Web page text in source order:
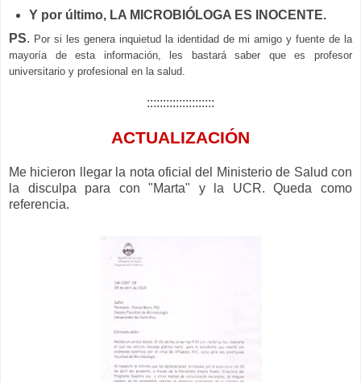
Y por último, LA MICROBIÓLOGA ES INOCENTE.
PS. Por si les genera inquietud la identidad de mi amigo y fuente de la
mayoría de esta información, les bastará saber que es profesor
universitario y profesional en la salud.
:::::::::::::::::::::
ACTUALIZACIÓN
Me hicieron llegar la nota oficial del Ministerio de Salud con
la disculpa para con "Marta" y la UCR. Queda como
referencia.